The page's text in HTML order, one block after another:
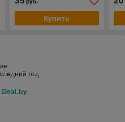
руб.
Купить
год
Deal.by